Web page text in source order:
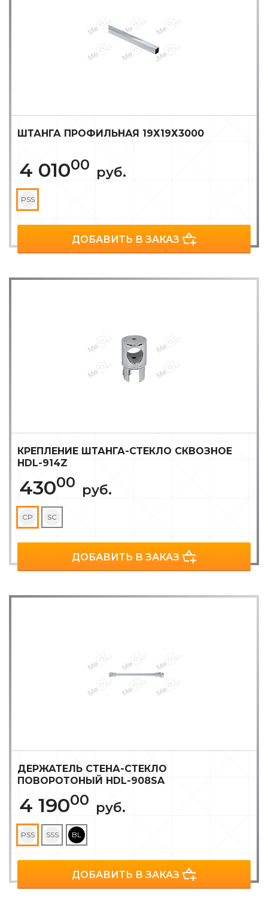
ШТАНГА ПРОФИЛЬНАЯ 19Х19Х3000
4 01000 руб.
PSS
ДОБАВИТЬ В ЗАКАЗ
КРЕПЛЕНИЕ ШТАНГА-СТЕКЛО СКВОЗНОЕ
HDL-914Z
43000 руб.
CP SC
ДОБАВИТЬ В ЗАКАЗ
ДЕРЖАТЕЛЬ СТЕНА-СТЕКЛО
ПОВОРОТОНЫЙ HDL-908SA
4 19000 руб.
PSS SSS BL
ДОБАВИТЬ В ЗАКАЗ